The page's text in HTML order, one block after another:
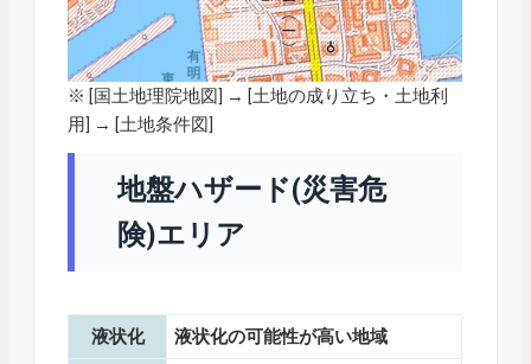
※ [国土地理院地図] → [土地の成り立ち・土地利
用] → [土地条件図]
地盤ハザード(災害危
険)エリア
液状化 液状化の可能性が高い地域